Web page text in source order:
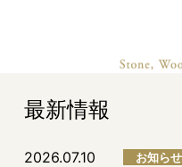
最新情報
2026.07.10 お知らせ